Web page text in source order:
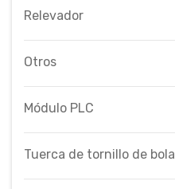
Relevador
Otros
Módulo PLC
Tuerca de tornillo de bola